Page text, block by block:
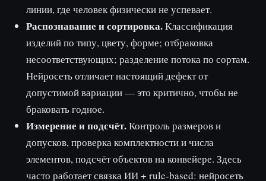
линии, где человек физически не успевает.
Распознавание и сортировка.Классификация
изделий по типу, цвету, форме; отбраковка
несоответствующих; разделение потока по сортам.
Нейросеть отличает настоящий дефект от
допустимой вариации — это критично, чтобы не
браковать годное.
Измерение и подсчёт.Контроль размеров и
допусков, проверка комплектности и числа
элементов, подсчёт объектов на конвейере. Здесь
часто работает связка ИИ + rule-based: нейросеть